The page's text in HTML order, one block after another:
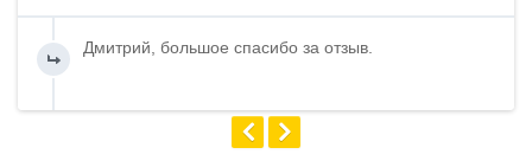
Дмитрий, большое спасибо за отзыв.